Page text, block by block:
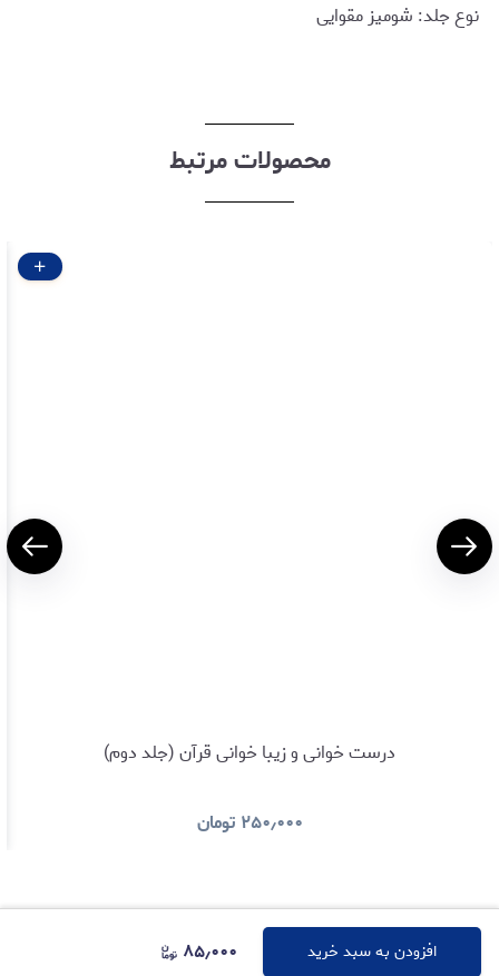
افزودن به سبد خرید ۸۵٫۰۰۰
نوع جلد: شومیز مقوایی
محصولات مرتبط
درست خوانی و زیبا خوانی قرآن (جلد دوم)
۲۵۰٫۰۰۰ تومان